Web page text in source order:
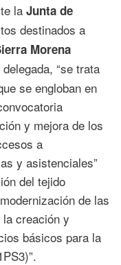
la Junta de
destinados a
Morena
“se trata
se engloban en
y mejora de los
a
y asistenciales”
del tejido
de las
la creación y
básicos para la